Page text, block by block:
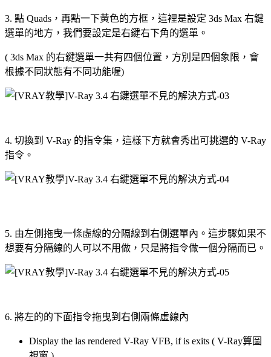
3. 點 Quads，再點一下黃色的方框，這裡是設定 3ds Max 右鍵
選單的地方，我們要設定是右鍵右下角的選單。
( 3ds Max 的右鍵選單一共有四個位置，方別是四個象限，會
根據不同狀態有不同功能喔)
4. 切換到 V-Ray 的指令集，這樣下方就會秀出可挑選的 V-Ray
指令。
5. 由左側拖曳一條虛線的分隔線到右側選單內。這步驟如果不
想要有分隔線的人可以不用做，只是將指令做一個分隔而已。
6. 將左的的下面指令拖曳到右側兩條虛線內
Display the las rendered V-Ray VFB, if is exits ( V-Ray算圖